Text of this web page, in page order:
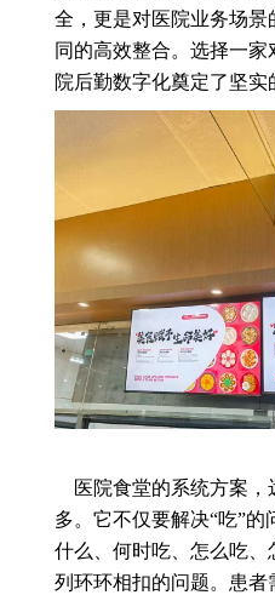
全，更是对医院业务场
同的高效整合。选择一
院后勤数字化奠定了坚实
医院食堂的系统方案
多。它不仅要解决“吃”
什么、何时吃、怎么吃、
列环环相扣的问题。患